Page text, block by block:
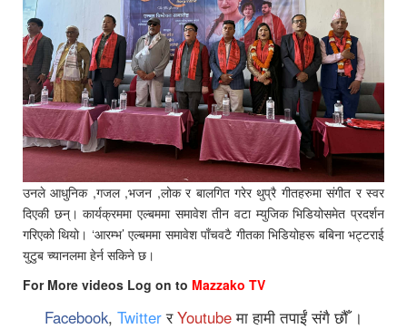
उनले आधुनिक ,गजल ,भजन ,लोक र बालगित गरेर थुप्रै गीतहरुमा संगीत र स्वर
दिएकी छन्। कार्यक्रममा एल्बममा समावेश तीन वटा म्युजिक भिडियोसमेत प्रदर्शन
गरिएको थियो। ‘आरम्भ’ एल्बममा समावेश पाँचवटै गीतका भिडियोहरू बबिना भट्टराई
युटुब च्यानलमा हेर्न सकिने छ।
For More videos Log on to Mazzako TV
Facebook, TwitterरYoutubeमा हामी तपाईं संगै छौँ ।